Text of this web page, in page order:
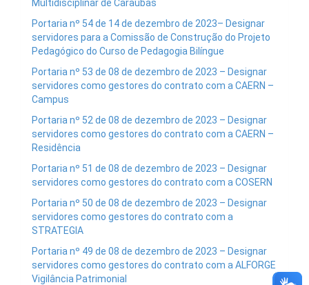
Multidisciplinar de Caraúbas
Portaria nº 54 de 14 de dezembro de 2023– Designar
servidores para a Comissão de Construção do Projeto
Pedagógico do Curso de Pedagogia Bilíngue
Portaria nº 53 de 08 de dezembro de 2023 – Designar
servidores como gestores do contrato com a CAERN –
Campus
Portaria nº 52 de 08 de dezembro de 2023 – Designar
servidores como gestores do contrato com a CAERN –
Residência
Portaria nº 51 de 08 de dezembro de 2023 – Designar
servidores como gestores do contrato com a COSERN
Portaria nº 50 de 08 de dezembro de 2023 – Designar
servidores como gestores do contrato com a
STRATEGIA
Portaria nº 49 de 08 de dezembro de 2023 – Designar
servidores como gestores do contrato com a ALFORGE
Vigilância Patrimonial